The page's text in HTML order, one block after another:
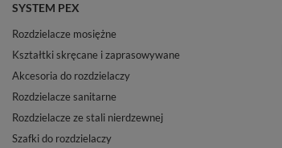
SYSTEM PEX
Rozdzielacze mosiężne
Kształtki skręcane i zaprasowywane
Akcesoria do rozdzielaczy
Rozdzielacze sanitarne
Rozdzielacze ze stali nierdzewnej
Szafki do rozdzielaczy